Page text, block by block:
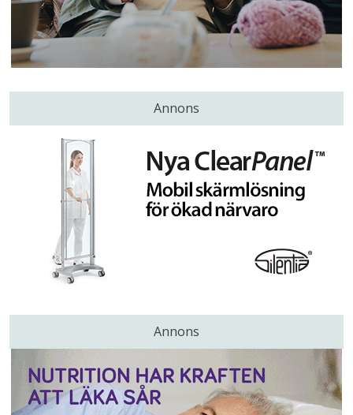
Annons
Annons